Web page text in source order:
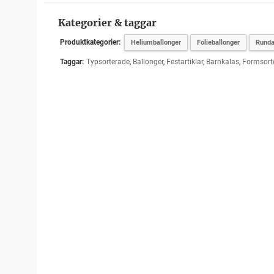
Kategorier & taggar
Produktkategorier: Heliumballonger Folieballonger Runda
Taggar: Typsorterade, Ballonger, Festartiklar, Barnkalas,